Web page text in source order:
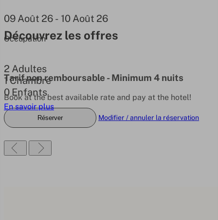
09 Août 26 - 10 Août 26
Occupation
2 Adultes
1 Chambre
0 Enfants
Réserver Modifier / annuler la réservation
Découvrez les offres
Tarif non remboursable - Minimum 4 nuits
Book at the best available rate and pay at the hotel!
En savoir plus